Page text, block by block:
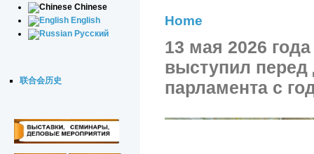
Chinese
English
Русский
联合会历史
Home
13 мая 2026
выступил перед
парламента с